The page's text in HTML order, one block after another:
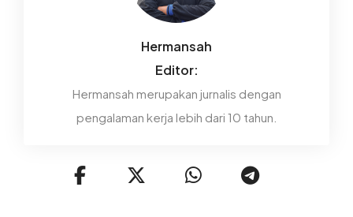
Hermansah
Editor:
Hermansah merupakan jurnalis dengan
pengalaman kerja lebih dari 10 tahun.